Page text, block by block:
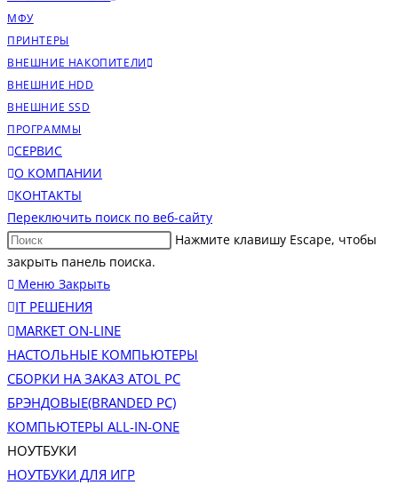
МФУ
ПРИНТЕРЫ
ВНЕШНИЕ НАКОПИТЕЛИ
ВНЕШНИЕ HDD
ВНЕШНИЕ SSD
ПРОГРАММЫ
СЕРВИС
О КОМПАНИИ
КОНТАКТЫ
Переключить поиск по веб-сайту
Нажмите клавишу Escape, чтобы
закрыть панель поиска.
Меню Закрыть
IT РЕШЕНИЯ
MARKET ON-LINE
НАСТОЛЬНЫЕ КОМПЬЮТЕРЫ
СБОРКИ НА ЗАКАЗ ATOL PC
БРЭНДОВЫЕ(BRANDED PC)
КОМПЬЮТЕРЫ ALL-IN-ONE
НОУТБУКИ
НОУТБУКИ ДЛЯ ИГР